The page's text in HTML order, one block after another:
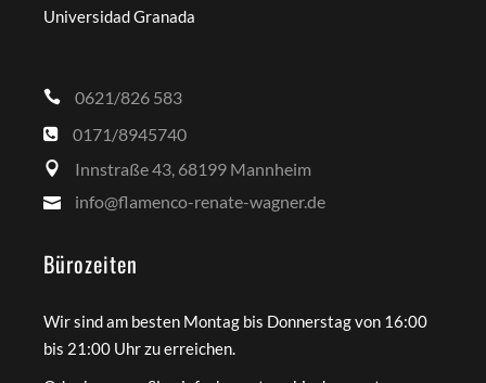
Universidad Granada
0621/826 583
0171/8945740
Innstraße 43, 68199 Mannheim
info@flamenco-renate-wagner.de
Bürozeiten
Wir sind am besten Montag bis Donnerstag von 16:00
bis 21:00 Uhr zu erreichen.